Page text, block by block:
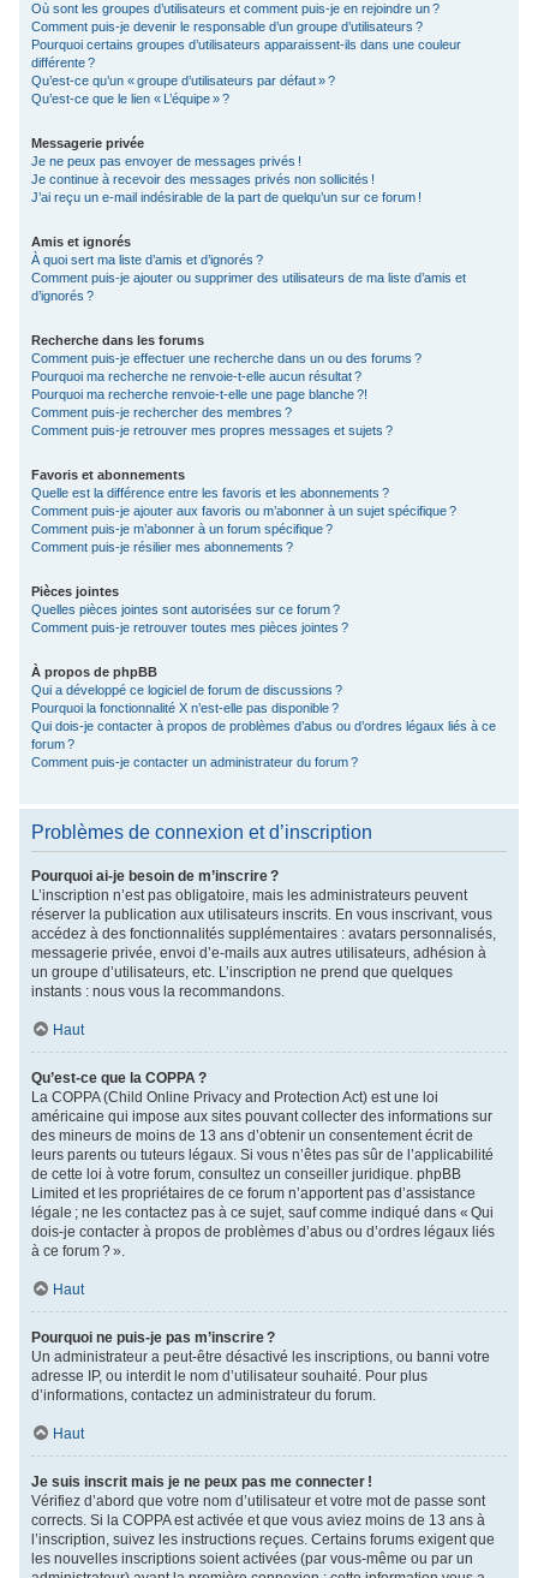
Où sont les groupes d’utilisateurs et comment puis-je en rejoindre un ?
Comment puis-je devenir le responsable d’un groupe d’utilisateurs ?
Pourquoi certains groupes d’utilisateurs apparaissent-ils dans une couleur
différente ?
Qu’est-ce qu’un « groupe d’utilisateurs par défaut » ?
Qu’est-ce que le lien « L’équipe » ?
Messagerie privée
Je ne peux pas envoyer de messages privés !
Je continue à recevoir des messages privés non sollicités !
J’ai reçu un e-mail indésirable de la part de quelqu’un sur ce forum !
Amis et ignorés
À quoi sert ma liste d’amis et d’ignorés ?
Comment puis-je ajouter ou supprimer des utilisateurs de ma liste d’amis et
d’ignorés ?
Recherche dans les forums
Comment puis-je effectuer une recherche dans un ou des forums ?
Pourquoi ma recherche ne renvoie-t-elle aucun résultat ?
Pourquoi ma recherche renvoie-t-elle une page blanche ?!
Comment puis-je rechercher des membres ?
Comment puis-je retrouver mes propres messages et sujets ?
Favoris et abonnements
Quelle est la différence entre les favoris et les abonnements ?
Comment puis-je ajouter aux favoris ou m’abonner à un sujet spécifique ?
Comment puis-je m’abonner à un forum spécifique ?
Comment puis-je résilier mes abonnements ?
Pièces jointes
Quelles pièces jointes sont autorisées sur ce forum ?
Comment puis-je retrouver toutes mes pièces jointes ?
À propos de phpBB
Qui a développé ce logiciel de forum de discussions ?
Pourquoi la fonctionnalité X n’est-elle pas disponible ?
Qui dois-je contacter à propos de problèmes d’abus ou d’ordres légaux liés à ce
forum ?
Comment puis-je contacter un administrateur du forum ?
Problèmes de connexion et d’inscription
Pourquoi ai-je besoin de m’inscrire ?
L’inscription n’est pas obligatoire, mais les administrateurs peuvent
réserver la publication aux utilisateurs inscrits. En vous inscrivant, vous
accédez à des fonctionnalités supplémentaires : avatars personnalisés,
messagerie privée, envoi d’e-mails aux autres utilisateurs, adhésion à
un groupe d’utilisateurs, etc. L’inscription ne prend que quelques
instants : nous vous la recommandons.
Haut
Qu’est-ce que la COPPA ?
La COPPA (Child Online Privacy and Protection Act) est une loi
américaine qui impose aux sites pouvant collecter des informations sur
des mineurs de moins de 13 ans d’obtenir un consentement écrit de
leurs parents ou tuteurs légaux. Si vous n’êtes pas sûr de l’applicabilité
de cette loi à votre forum, consultez un conseiller juridique. phpBB
Limited et les propriétaires de ce forum n’apportent pas d’assistance
légale ; ne les contactez pas à ce sujet, sauf comme indiqué dans « Qui
dois-je contacter à propos de problèmes d’abus ou d’ordres légaux liés
à ce forum ? ».
Haut
Pourquoi ne puis-je pas m’inscrire ?
Un administrateur a peut-être désactivé les inscriptions, ou banni votre
adresse IP, ou interdit le nom d’utilisateur souhaité. Pour plus
d’informations, contactez un administrateur du forum.
Haut
Je suis inscrit mais je ne peux pas me connecter !
Vérifiez d’abord que votre nom d’utilisateur et votre mot de passe sont
corrects. Si la COPPA est activée et que vous aviez moins de 13 ans à
l’inscription, suivez les instructions reçues. Certains forums exigent que
les nouvelles inscriptions soient activées (par vous-même ou par un